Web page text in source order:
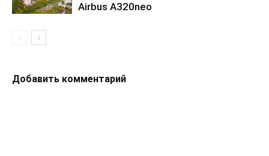
Airbus A320neo
Добавить комментарий